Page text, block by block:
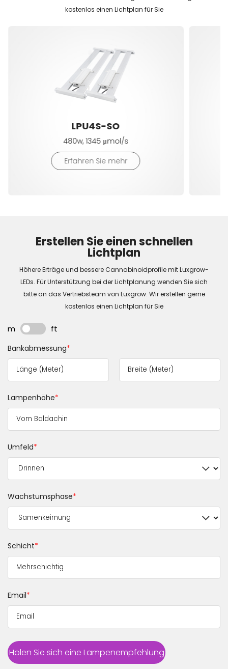
kostenlos einen Lichtplan für Sie
LPU4S-SO
480w, 1345 μmol/s
Erfahren Sie mehr
Erstellen Sie einen schnellen
Lichtplan
Höhere Erträge und bessere Cannabinoidprofile mit Luxgrow-
LEDs. Für Unterstützung bei der Lichtplanung wenden Sie sich
bitte an das Vertriebsteam von Luxgrow. Wir erstellen gerne
kostenlos einen Lichtplan für Sie
m ft
Bankabmessung*
Lampenhöhe*
Umfeld*
Wachstumsphase*
Schicht*
Email*
Holen Sie sich eine Lampenempfehlung